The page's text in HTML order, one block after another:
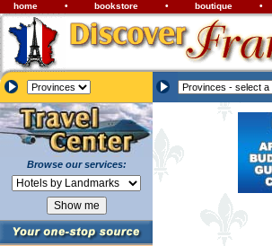
home • bookstore • boutique •
Browse our services: